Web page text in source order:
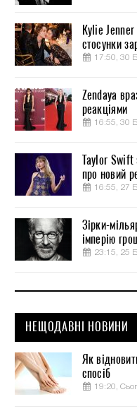
Kylie
стосунки
17:50, 30
Zendaya
реакціями
16:55, 30
Taylor Swift
про новий
16:55, 27
Зірки-
імперію
23:15, 25
НЕЩОДАВНІ НОВИНИ
Як
спосіб
19:20,